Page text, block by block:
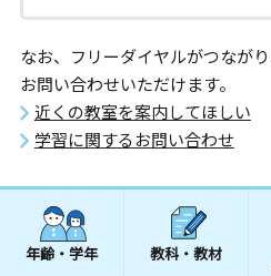
なお、フリーダイヤルがつなが
お問い合わせいただけます。
近くの教室を案内してほしい
学習に関するお問い合わせ
年齢・学年 教科・教材